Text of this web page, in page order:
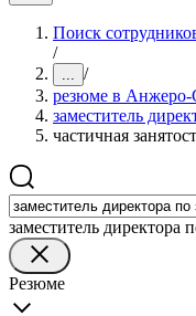
Поиск
/
... /
резюме в Анжеро-
заместитель
частичная
заместитель директора
Резюме